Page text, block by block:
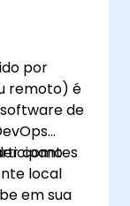
por
remoto) é
de
como
local
em sua